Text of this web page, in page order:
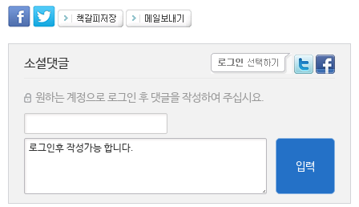
소셜댓글
원하는 계정으로 로그인 후 댓글을 작성하여 주십시요.
입력